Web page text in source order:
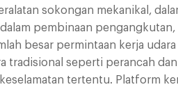
sokongan mekanikal,
pembinaan
besar permintaan kerja
tradisional seperti perancah
tertentu. Platform